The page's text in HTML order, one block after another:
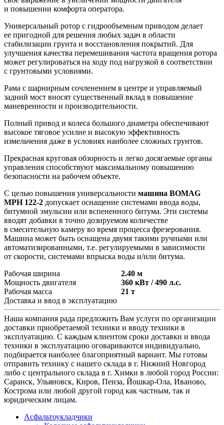
и повышении комфорта оператора.
Универсальный ротор с гидрообъемным приводом делает
ее пригодной для решения любых задач в области
стабилизации грунта и восстановления покрытий. Для
улучшения качества перемешивания частота вращения ротора
может регулироваться на ходу под нагрузкой в соответствии
с грунтовыми условиями.
Рама с шарнирным сочленением в центре и управляемый
задний мост вносят существенный вклад в повышение
маневренности и производительности.
Полный привод и колеса большого диаметра обеспечивают
высокое тяговое усилие и высокую эффективность
измельчения даже в условиях наиболее сложных грунтов.
Прекрасная круговая обзорность и легко досягаемые органы
управления способствуют максимальному повышению
безопасности на рабочем объекте.
С целью повышения универсальности машина BOMAG
MPH 122-2 допускает оснащение системами ввода воды,
битумной эмульсии или вспененного битума. Эти системы
вводят добавки в точно дозируемом количестве
в смесительную камеру во время процесса фрезерования.
Машина может быть оснащена двумя такими ручными или
автоматизированными, т.е. регулируемыми в зависимости
от скорости, системами впрыска воды и/или битума.
Рабочая ширина
2.40 м
Мощность двигателя
360 кВт / 490 л.с.
Рабочая масса
21 т
Доставка и ввод в эксплуатацию
Наша компания рада предложить Вам услуги по организации
доставки приобретаемой техники и вводу техники в
эксплуатацию. С каждым клиентом сроки доставки и ввода
техники в эксплуатацию оговариваются индивидуально,
подбирается наиболее благоприятный вариант. Мы готовы
отправить технику с нашего склада в г. Нижний Новгород
либо с центрального склада в г. Химки в любой город России:
Саранск, Ульяновск, Киров, Пенза, Йошкар-Ола, Иваново,
Кострома или любой другой город как частным, так и
юридическим лицам.
Асфальтоукладчики